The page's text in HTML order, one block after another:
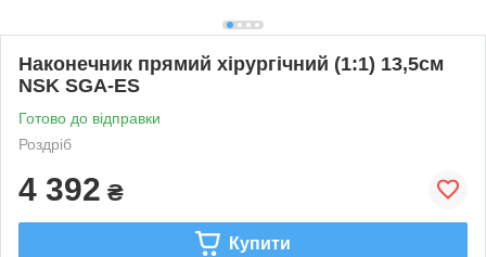
Наконечник прямий хірургічний (1:1) 13,5см
NSK SGA-ES
Готово до відправки
Роздріб
4 392 ₴
Купити